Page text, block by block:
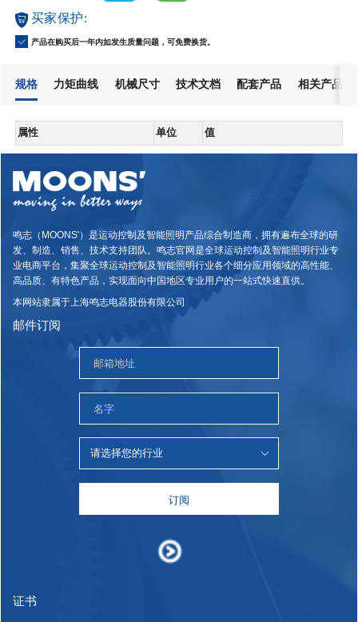
买家保护:
产品在购买后一年内如发生质量问题，可免费换货。
规格 力矩曲线 机械尺寸 技术文档 配套产品 相关产品
属性 单位 值
鸣志（MOONS'）是运动控制及智能照明产品综合制造商，拥有遍布全球的研
发、制造、销售、技术支持团队。鸣志官网是全球运动控制及智能照明行业专
业电商平台，集聚全球运动控制及智能照明行业各个细分应用领域的高性能、
高品质、有特色产品，实现面向中国地区专业用户的一站式快速直供。
本网站隶属于上海鸣志电器股份有限公司
邮件订阅
订阅
证书